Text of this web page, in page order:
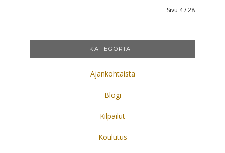
Sivu 4 / 28
KATEGORIAT
Ajankohtaista
Blogi
Kilpailut
Koulutus